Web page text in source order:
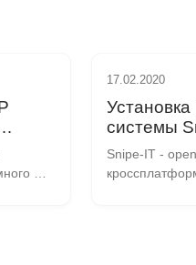
17.02.2020
Установка
системы
NGINX +
Centos 7
Snipe-IT -